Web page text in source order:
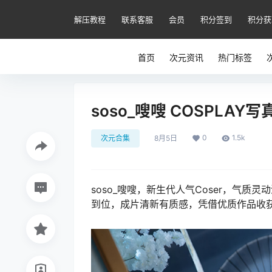
解压教程 联系客服 会员 积分签到 积分
首页 次元资讯 热门标签
soso_嗖嗖 COSPLAY写
次元合集 8月5日 0 1.5k
soso_嗖嗖，新生代人气Coser，气质灵
到位，成片清新有质感，凭借优质作品收